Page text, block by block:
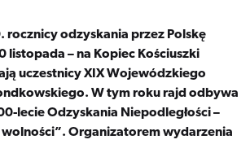
rocznicy odzyskania przez Polskę
listopada – na Kopiec Kościuszki
uczestnicy XIX Wojewódzkiego
W tym roku rajd odbywa
lecie Odzyskania Niepodległości –
Organizatorem wydarzenia